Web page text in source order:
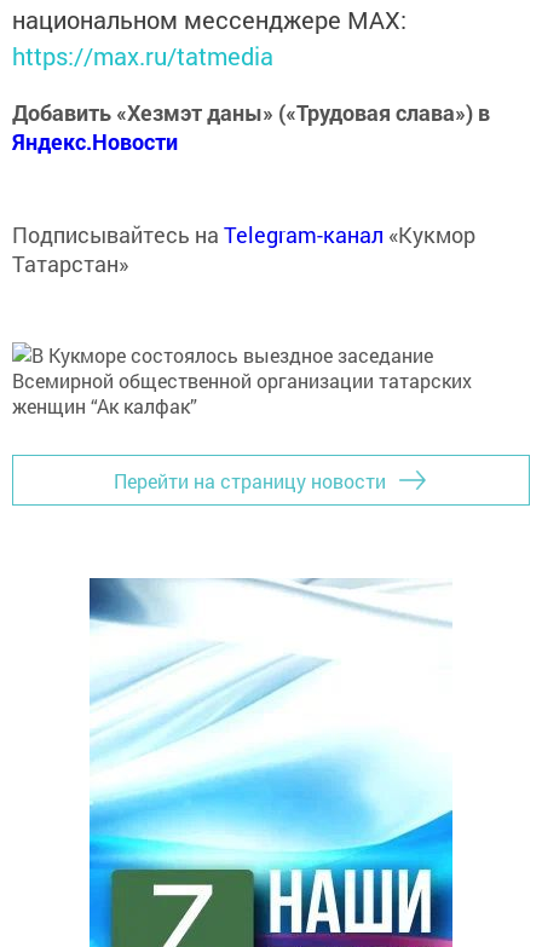
национальном мессенджере MАХ:
https://max.ru/tatmedia
Добавить «Хезмэт даны» («Трудовая слава») в
Яндекс.Новости
Подписывайтесь на Telegram-канал «Кукмор
Татарстан»
Перейти на страницу новости